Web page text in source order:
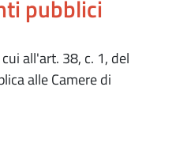
pubblici
all'art. 38, c. 1, del
alle Camere di